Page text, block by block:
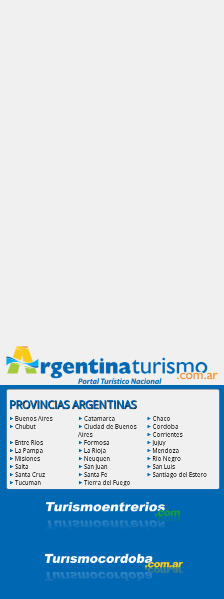
PROVINCIAS ARGENTINAS
Buenos Aires Catamarca
Chaco
Chubut
Ciudad de Buenos
Aires
Cordoba
Corrientes
Entre Ríos
Formosa
Jujuy
La Pampa
La Rioja
Mendoza
Misiones
Neuquen
Río Negro
Salta
San Juan
San Luis
Santa Cruz
Santa Fe
Santiago del Estero
Tucuman
Tierra del Fuego